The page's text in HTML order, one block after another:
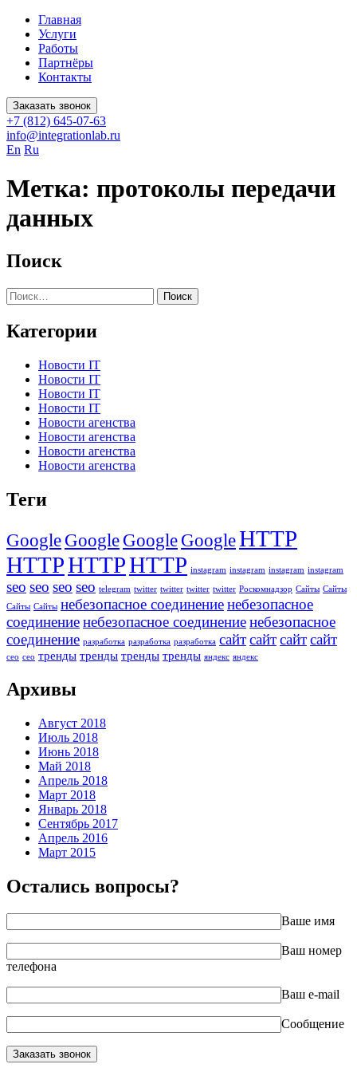
Главная
Услуги
Работы
Партнёры
Контакты
Заказать звонок
+7 (812) 645-07-63
info@integrationlab.ru
En Ru
Метка: протоколы передачи
данных
Поиск
Найти:
Категории
Новости IT
Новости IT
Новости IT
Новости IT
Новости агенства
Новости агенства
Новости агенства
Новости агенства
Теги
Google Google Google GoogleHTTP
HTTPHTTPHTTP instagram instagram instagram instagram
seo seo seo seo telegram twitter twitter twitter twitter Роскомнадзор Сайты Сайты
Сайты Сайты небезопасное соединениенебезопасное
соединениенебезопасное соединениенебезопасное
соединение разработка разработка разработка сайтсайтсайтсайт
сео сео тренды тренды тренды тренды яндекс яндекс
Архивы
Август 2018
Июль 2018
Июнь 2018
Май 2018
Апрель 2018
Март 2018
Январь 2018
Сентябрь 2017
Апрель 2016
Март 2015
Остались вопросы?
Ваше имя
Ваш номер
телефона
Ваш e-mail
Сообщение